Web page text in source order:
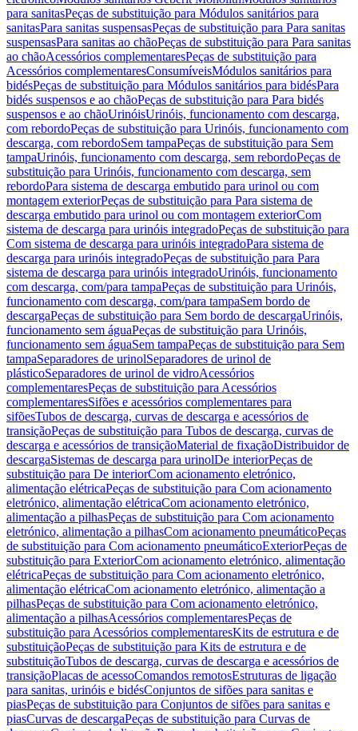
para sanitasPeças de substituição para Módulos sanitários para
sanitasPara sanitas suspensasPeças de substituição para Para sanitas
suspensasPara sanitas ao chãoPeças de substituição para Para sanitas
ao chãoAcessórios complementaresPeças de substituição para
Acessórios complementaresConsumíveisMódulos sanitários para
bidésPeças de substituição para Módulos sanitários para bidésPara
bidés suspensos e ao chãoPeças de substituição para Para bidés
suspensos e ao chãoUrinóisUrinóis, funcionamento com descarga,
com rebordoPeças de substituição para Urinóis, funcionamento com
descarga, com rebordoSem tampaPeças de substituição para Sem
tampaUrinóis, funcionamento com descarga, sem rebordoPeças de
substituição para Urinóis, funcionamento com descarga, sem
rebordoPara sistema de descarga embutido para urinol ou com
montagem exteriorPeças de substituição para Para sistema de
descarga embutido para urinol ou com montagem exteriorCom
sistema de descarga para urinóis integradoPeças de substituição para
Com sistema de descarga para urinóis integradoPara sistema de
descarga para urinóis integradoPeças de substituição para Para
sistema de descarga para urinóis integradoUrinóis, funcionamento
com descarga, com/para tampaPeças de substituição para Urinóis,
funcionamento com descarga, com/para tampaSem bordo de
descargaPeças de substituição para Sem bordo de descargaUrinóis,
funcionamento sem águaPeças de substituição para Urinóis,
funcionamento sem águaSem tampaPeças de substituição para Sem
tampaSeparadores de urinolSeparadores de urinol de
plásticoSeparadores de urinol de vidroAcessórios
complementaresPeças de substituição para Acessórios
complementaresSifões e acessórios complementares para
sifõesTubos de descarga, curvas de descarga e acessórios de
transiçãoPeças de substituição para Tubos de descarga, curvas de
descarga e acessórios de transiçãoMaterial de fixaçãoDistribuidor de
descargaSistemas de descarga para urinolDe interiorPeças de
substituição para De interiorCom acionamento eletrónico,
alimentação elétricaPeças de substituição para Com acionamento
eletrónico, alimentação elétricaCom acionamento eletrónico,
alimentação a pilhasPeças de substituição para Com acionamento
eletrónico, alimentação a pilhasCom acionamento pneumáticoPeças
de substituição para Com acionamento pneumáticoExteriorPeças de
substituição para ExteriorCom acionamento eletrónico, alimentação
elétricaPeças de substituição para Com acionamento eletrónico,
alimentação elétricaCom acionamento eletrónico, alimentação a
pilhasPeças de substituição para Com acionamento eletrónico,
alimentação a pilhasAcessórios complementaresPeças de
substituição para Acessórios complementaresKits de estrutura e de
substituiçãoPeças de substituição para Kits de estrutura e de
substituiçãoTubos de descarga, curvas de descarga e acessórios de
transiçãoPlacas de acessoComandos remotosEstruturas de ligação
para sanitas, urinóis e bidésConjuntos de sifões para sanitas e
piasPeças de substituição para Conjuntos de sifões para sanitas e
piasCurvas de descargaPeças de substituição para Curvas de